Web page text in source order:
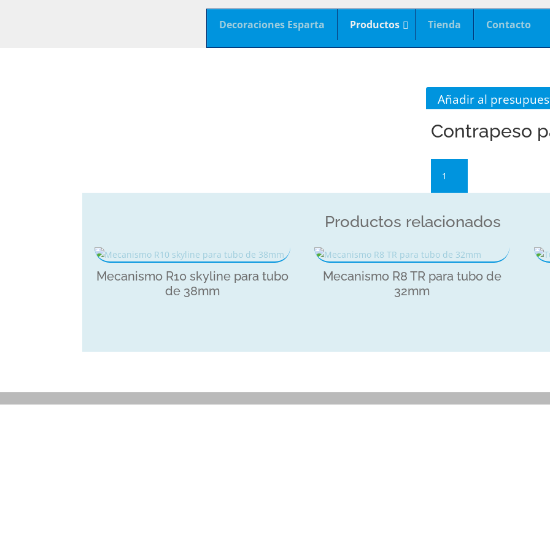
Decoraciones Esparta Productos Tienda Contacto
Añadir al
Contrapeso
para
cadena
cantidad
Productos relacionados
Mecanismo R10 skyline para tubo
de 38mm
Mecanismo R8 TR para tubo de
32mm